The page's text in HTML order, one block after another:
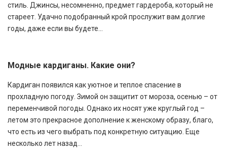
стиль. Джинсы, несомненно, предмет гардероба, который не
стареет. Удачно подобранный крой прослужит вам долгие
годы, даже если вы будете...
Модные кардиганы. Какие они?
Кардиган появился как уютное и теплое спасение в
прохладную погоду. Зимой он защитит от мороза, осенью – от
переменчивой погоды. Однако их носят уже круглый год –
летом это прекрасное дополнение к женскому образу, благо,
что есть из чего выбрать под конкретную ситуацию. Еще
несколько лет назад...